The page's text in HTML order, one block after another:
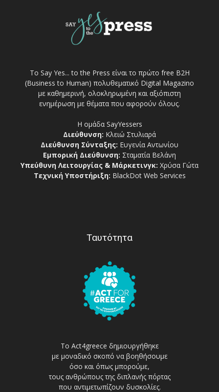
Το Say Yes... to the Press είναι το πρώτο free Β2Η
(Business to Human) πολυθεματικό Digital Magazino
με καθημερινή, ολοκληρωμένη και αξιόπιστη
ενημέρωση με θέματα που αφορούν όλους.
Η ομάδα SayYessers
Διεύθυνση: Κλειώ Στυλιαρά
Διεύθυνση Σύνταξης: Ευγενία Αντωνίου
Εμπορική Διεύθυνση: Σταματία Βελάνη
Υπεύθυνη Λειτουργίας & Μάρκετινγκ: Χρύσα Γώτα
Τεχνική Υποστήριξη: BlackDot Web Services
Ταυτότητα
Το Act4greece δημιουργήθηκε
με μοναδικό σκοπό να βοηθήσουμε
όσο και όπως μπορούμε,
τους ανθρώπους της διπλανής πόρτας
που αντιμετωπίζουν δυσκολίες.